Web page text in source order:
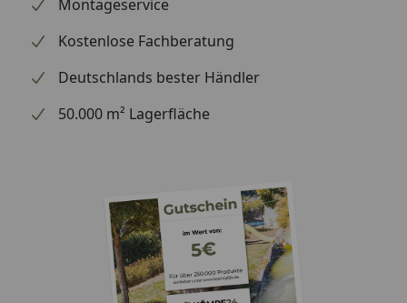
Informationen zu dem Ersatzteil geben. Es dient
lediglich dem Austausch des defekten oder fehlenden
Montageservice
Kostenlose Fachberatung
Deutschlands bester Händler
50.000 m² Lagerfläche